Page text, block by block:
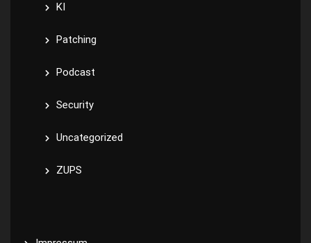
KI
Patching
Podcast
Security
Uncategorized
ZUPS